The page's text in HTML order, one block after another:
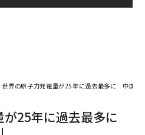
世界の原子力発電量が25年に過去最多に 中国が
が25年に過去最多に